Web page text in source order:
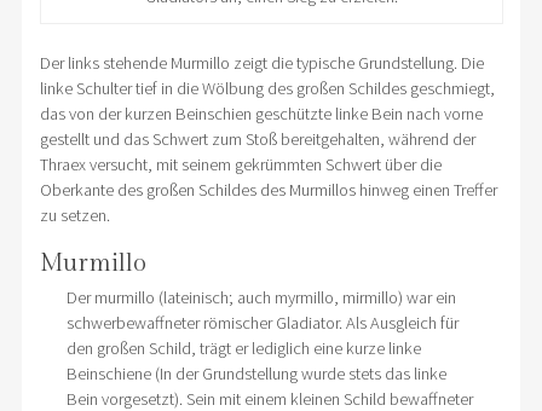
Der links stehende Murmillo zeigt die typische Grundstellung. Die
linke Schulter tief in die Wölbung des großen Schildes geschmiegt,
das von der kurzen Beinschien geschützte linke Bein nach vorne
gestellt und das Schwert zum Stoß bereitgehalten, während der
Thraex versucht, mit seinem gekrümmten Schwert über die
Oberkante des großen Schildes des Murmillos hinweg einen Treffer
zu setzen.
Murmillo
Der murmillo (lateinisch; auch myrmillo, mirmillo) war ein
schwerbewaffneter römischer Gladiator. Als Ausgleich für
den großen Schild, trägt er lediglich eine kurze linke
Beinschiene (In der Grundstellung wurde stets das linke
Bein vorgesetzt). Sein mit einem kleinen Schild bewaffneter